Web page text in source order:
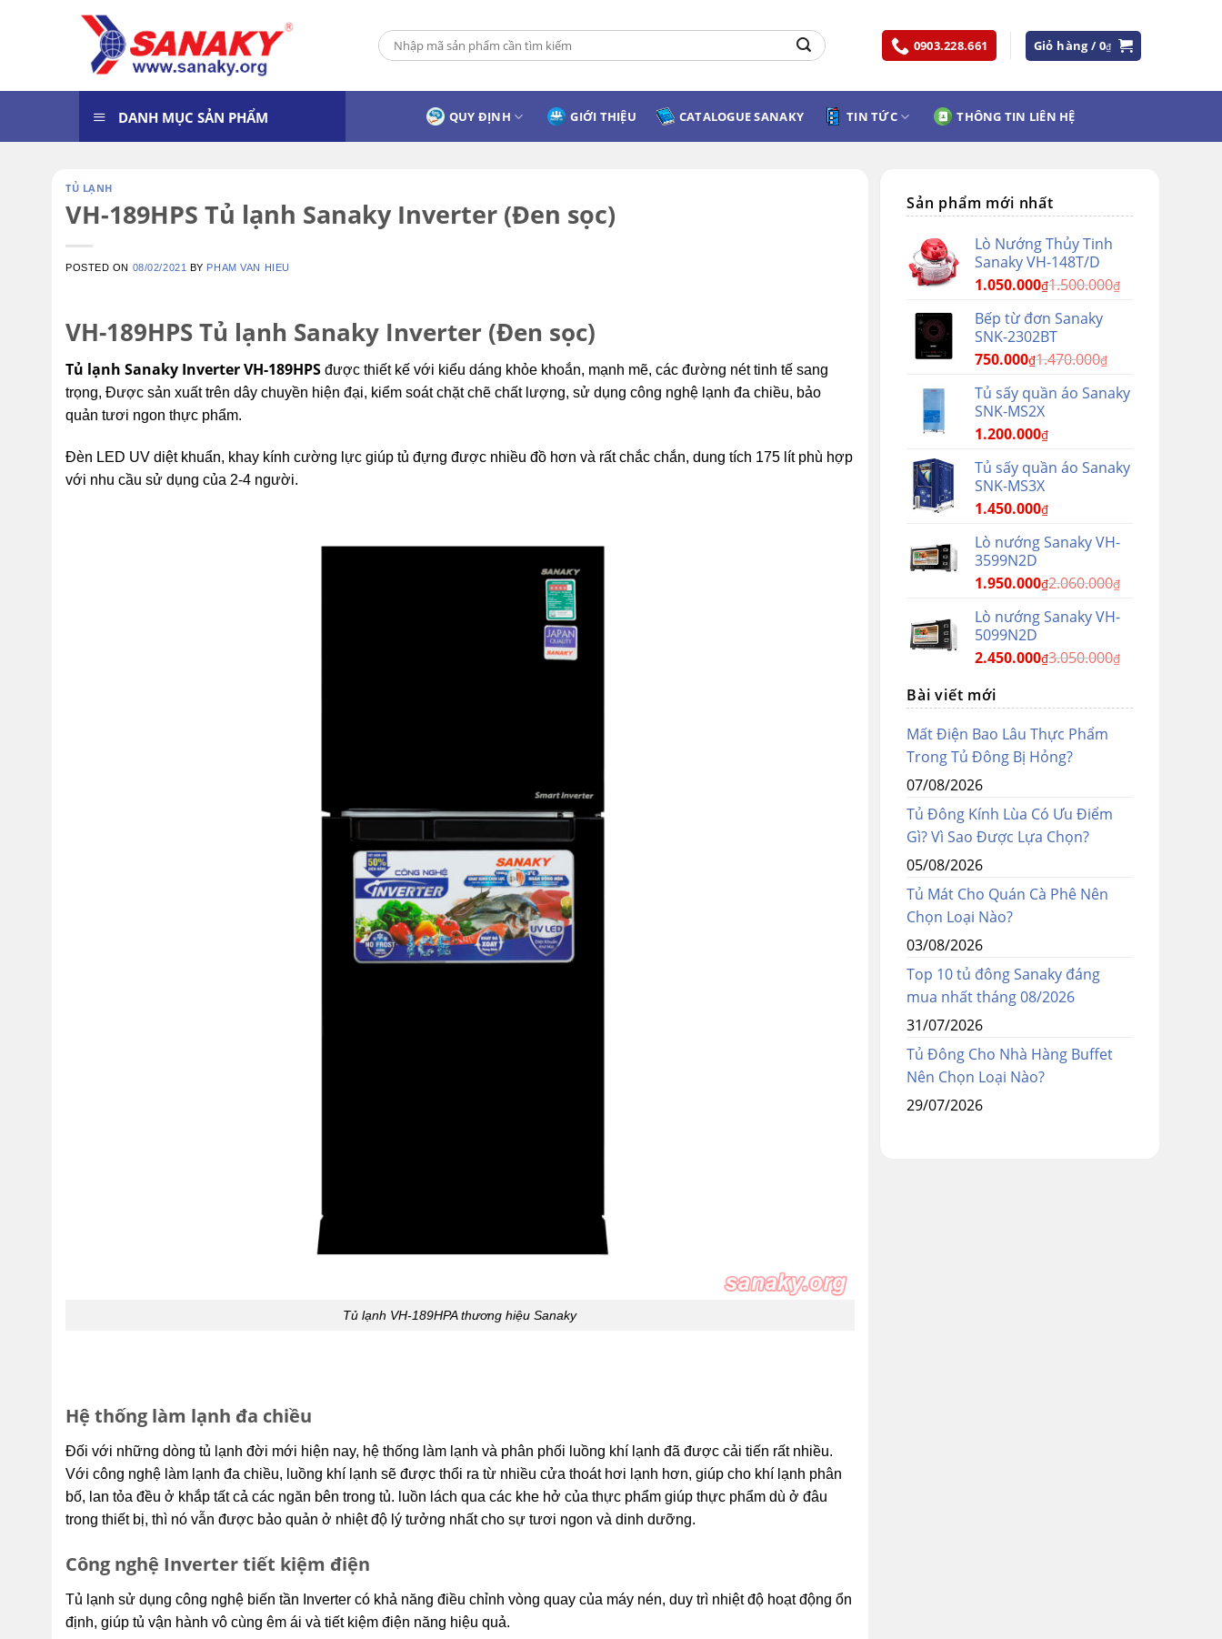
Tìm
kiếm:
0903.228.661 Giỏ hàng /0₫
DANH MỤC SẢN PHẨM QUY ĐỊNH GIỚI THIỆU CATALOGUE SANAKY TIN TỨC THÔNG TIN LIÊN HỆ
TỦ LẠNH
VH-189HPS Tủ lạnh Sanaky Inverter (Đen sọc)
POSTED ON 08/02/2021 BY PHAM VAN HIEU
VH-189HPS Tủ lạnh Sanaky Inverter (Đen sọc)
Tủ lạnh Sanaky Inverter VH-189HPS được thiết kế với kiểu dáng khỏe khoắn, mạnh mẽ, các đường nét tinh tế sang
trọng, Được sản xuất trên dây chuyền hiện đại, kiểm soát chặt chẽ chất lượng, sử dụng công nghệ lạnh đa chiều, bảo
quản tươi ngon thực phẩm.
Đèn LED UV diệt khuẩn, khay kính cường lực giúp tủ đựng được nhiều đồ hơn và rất chắc chắn, dung tích 175 lít phù hợp
với nhu cầu sử dụng của 2-4 người.
Tủ lạnh VH-189HPA thương hiệu Sanaky
Hệ thống làm lạnh đa chiều
Đối với những dòng tủ lạnh đời mới hiện nay, hệ thống làm lạnh và phân phối luồng khí lạnh đã được cải tiến rất nhiều.
Với công nghệ làm lạnh đa chiều, luồng khí lạnh sẽ được thổi ra từ nhiều cửa thoát hơi lạnh hơn, giúp cho khí lạnh phân
bố, lan tỏa đều ở khắp tất cả các ngăn bên trong tủ. luồn lách qua các khe hở của thực phẩm giúp thực phẩm dù ở đâu
trong thiết bị, thì nó vẫn được bảo quản ở nhiệt độ lý tưởng nhất cho sự tươi ngon và dinh dưỡng.
Công nghệ Inverter tiết kiệm điện
Tủ lạnh sử dụng công nghệ biến tần Inverter có khả năng điều chỉnh vòng quay của máy nén, duy trì nhiệt độ hoạt động ổn
định, giúp tủ vận hành vô cùng êm ái và tiết kiệm điện năng hiệu quả.
Sản phẩm mới nhất
Lò Nướng Thủy Tinh
Sanaky VH-148T/D
1.050.000₫1.500.000₫
Bếp từ đơn Sanaky
SNK-2302BT
750.000₫1.470.000₫
Tủ sấy quần áo Sanaky
SNK-MS2X
1.200.000₫
Tủ sấy quần áo Sanaky
SNK-MS3X
1.450.000₫
Lò nướng Sanaky VH-
3599N2D
1.950.000₫2.060.000₫
Lò nướng Sanaky VH-
5099N2D
2.450.000₫3.050.000₫
Bài viết mới
Mất Điện Bao Lâu Thực Phẩm
Trong Tủ Đông Bị Hỏng?
07/08/2026
Tủ Đông Kính Lùa Có Ưu Điểm
Gì? Vì Sao Được Lựa Chọn?
05/08/2026
Tủ Mát Cho Quán Cà Phê Nên
Chọn Loại Nào?
03/08/2026
Top 10 tủ đông Sanaky đáng
mua nhất tháng 08/2026
31/07/2026
Tủ Đông Cho Nhà Hàng Buffet
Nên Chọn Loại Nào?
29/07/2026